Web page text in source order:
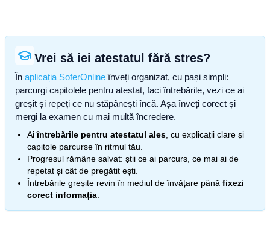
Vrei să iei atestatul fără stres?
În aplicația SoferOnline înveți organizat, cu pași simpli:
parcurgi capitolele pentru atestat, faci întrebările, vezi ce ai
greșit și repeți ce nu stăpânești încă. Așa înveți corect și
mergi la examen cu mai multă încredere.
Aiîntrebările pentru atestatul ales , cu explicații clare și
capitole parcurse în ritmul tău.
Progresul rămâne salvat: știi ce ai parcurs, ce mai ai de
repetat și cât de pregătit ești.
Întrebările greșite revin în mediul de învățare până fixezi
corect informația